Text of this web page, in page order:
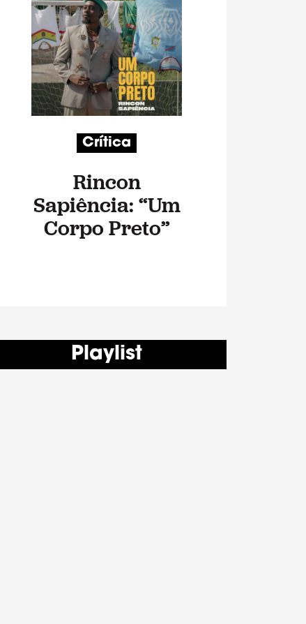
Crítica
Rincon
Sapiência: “Um
Corpo Preto”
Playlist